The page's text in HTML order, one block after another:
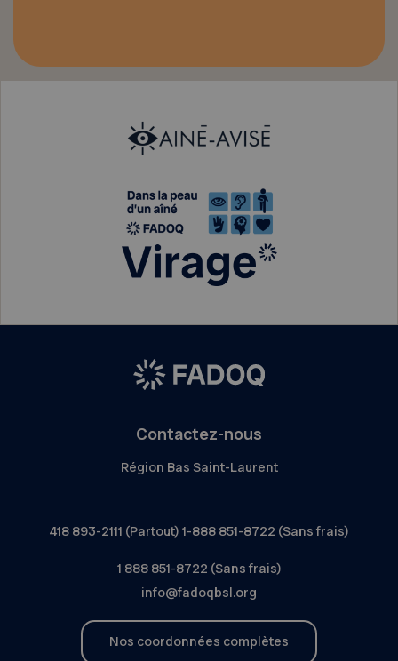
Contactez-nous
Région Bas Saint-Laurent
418 893-2111 (Partout) 1-888 851-8722 (Sans frais)
1 888 851-8722 (Sans frais)
info@fadoqbsl.org
Nos coordonnées complètes